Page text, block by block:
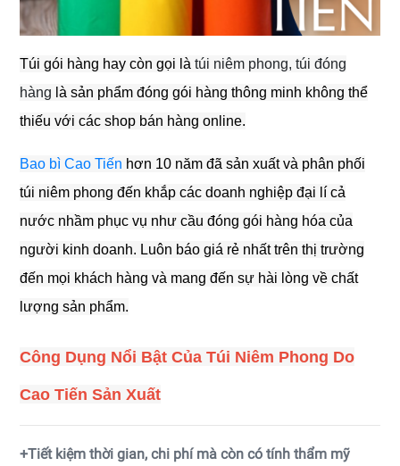
Túi gói hàng hay còn gọi là túi niêm phong,túi đóng
hàng là sản phẩm đóng gói hàng thông minh không thể
thiếu với các shop bán hàng online.
Bao bì Cao Tiến hơn 10 năm đã sản xuất và phân phối
túi niêm phong đến khắp các doanh nghiệp đại lí cả
nước nhầm phục vụ như cầu đóng gói hàng hóa của
người kinh doanh. Luôn báo giá rẻ nhất trên thị trường
đến mọi khách hàng và mang đến sự hài lòng về chất
lượng sản phẩm.
Công Dụng Nổi Bật Của Túi Niêm Phong Do
Cao Tiến Sản Xuất
+Tiết kiệm thời gian, chi phí mà còn có tính thẩm mỹ